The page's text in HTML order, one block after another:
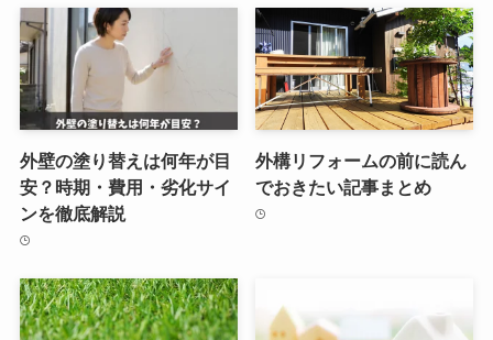
外壁の塗り替えは何年が目
安？時期・費用・劣化サイ
ンを徹底解説
外構リフォームの前に読ん
でおきたい記事まとめ